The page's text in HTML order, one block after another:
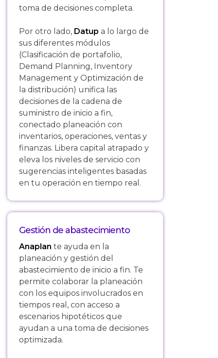
toma de decisiones completa.
Por otro lado, Datup a lo largo de
sus diferentes módulos
(Clasificación de portafolio,
Demand Planning, Inventory
Management y Optimización de
la distribución) unifica las
decisiones de la cadena de
suministro de inicio a fin,
conectado planeación con
inventarios, operaciones, ventas y
finanzas. Libera capital atrapado y
eleva los niveles de servicio con
sugerencias inteligentes basadas
en tu operación en tiempo real.
Gestión de abastecimiento
Anaplan te ayuda en la
planeación y gestión del
abastecimiento de inicio a fin. Te
permite colaborar la planeación
con los equipos involucrados en
tiempos real, con acceso a
escenarios hipotéticos que
ayudan a una toma de decisiones
optimizada.